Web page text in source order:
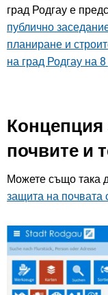
град Родгау е
публично
планиране и
на град Родгау на
Концепция
почвите и
Можете също така
защита на почвата